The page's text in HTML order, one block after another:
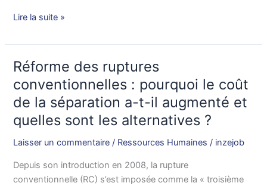
Lire la suite »
Réforme des ruptures
conventionnelles : pourquoi le coût
de la séparation a-t-il augmenté et
quelles sont les alternatives ?
Laisser un commentaire / Ressources Humaines / inzejob
Depuis son introduction en 2008, la rupture
conventionnelle (RC) s’est imposée comme la « troisième
Réforme
ruptures
conventionnelles
:
coût
de